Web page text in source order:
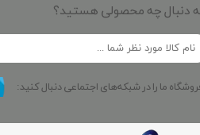
دنبال چه محصولی هستید؟
ما را در شبکه‌های اجتماعی دنبال کنید: